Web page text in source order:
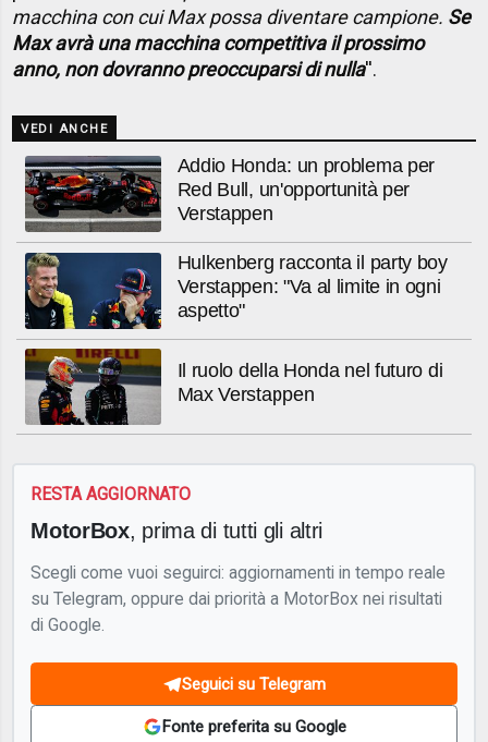
macchina con cui Max possa diventare campione. Se
Max avrà una macchina competitiva il prossimo
anno, non dovranno preoccuparsi di nulla''.
VEDI ANCHE
Addio Honda: un problema per
Red Bull, un'opportunità per
Verstappen
Hulkenberg racconta il party boy
Verstappen: "Va al limite in ogni
aspetto"
Il ruolo della Honda nel futuro di
Max Verstappen
RESTA AGGIORNATO
MotorBox, prima di tutti gli altri
Scegli come vuoi seguirci: aggiornamenti in tempo reale
su Telegram, oppure dai priorità a MotorBox nei risultati
di Google.
Seguici su Telegram
Fonte preferita su Google